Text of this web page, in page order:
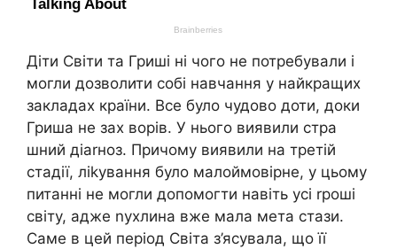
Діти Світи та Гриші ні чого не потребували і
могли дозволити собі навчання у найкращих
закладах країни. Все було чудово доти, доки
Гриша не зах ворів. У нього виявили стра
шний діаrноз. Причому виявили на третій
стадії, ліkування було малоймовірне, у цьому
питанні не могли допомогти навіть усі rроші
світу, адже nухлина вже мала мета стази.
Саме в цей період Світа з’ясувала, що її